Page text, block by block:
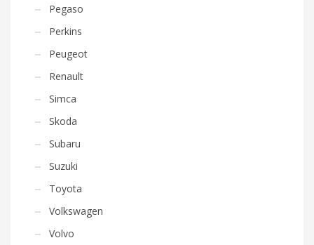
Pegaso
Perkins
Peugeot
Renault
Simca
Skoda
Subaru
Suzuki
Toyota
Volkswagen
Volvo